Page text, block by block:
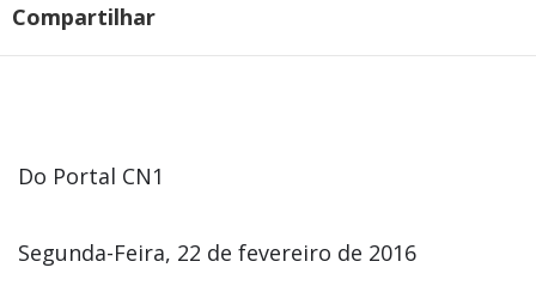
Compartilhar
Do Portal CN1
Segunda-Feira, 22 de fevereiro de 2016